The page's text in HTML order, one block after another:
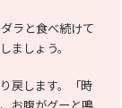
ラと食べ続けて
ましょう。
戻します。「時